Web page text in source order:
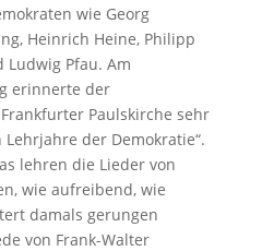
wie Georg
Heinrich Heine, Philipp
Ludwig Pfau. Am
erinnerte der
Paulskirche sehr
der Demokratie“.
lehren die Lieder von
wie aufreibend, wie
damals gerungen
von Frank-Walter